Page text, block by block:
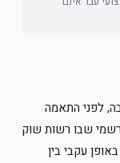
לפני התאמה
שבו רשות שוק
עקבי בין